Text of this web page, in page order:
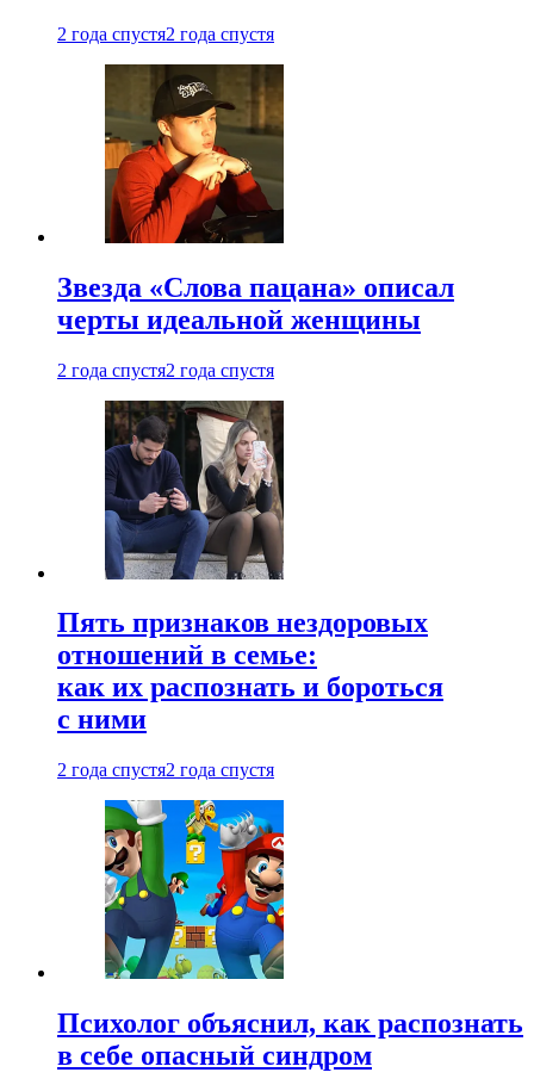
2 года спустя2 года спустя
Звезда «Слова пацана» описал
черты идеальной женщины
2 года спустя2 года спустя
Пять признаков нездоровых
отношений в семье:
как их распознать и бороться
с ними
2 года спустя2 года спустя
Психолог объяснил, как распознать
в себе опасный синдром